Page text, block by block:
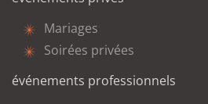
Mariages
Soirées privées
événements professionnels